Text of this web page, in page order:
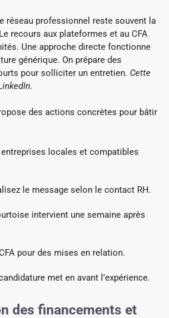
réseau professionnel reste souvent la
recours aux plateformes et au CFA
Une approche directe fonctionne
générique. On prépare des
pour solliciter un entretien. Cette
des actions concrètes pour bâtir
locales et compatibles
le message selon le contact RH.
intervient une semaine après
pour des mises en relation.
met en avant l’expérience.
des financements et